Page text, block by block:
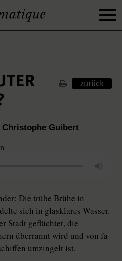
zurück
Guibert
Die trübe Brühe in
sich in glasklares Wasser.
Stadt geflüchtet, die
überrannt wird und von fa­
umzingelt ist.